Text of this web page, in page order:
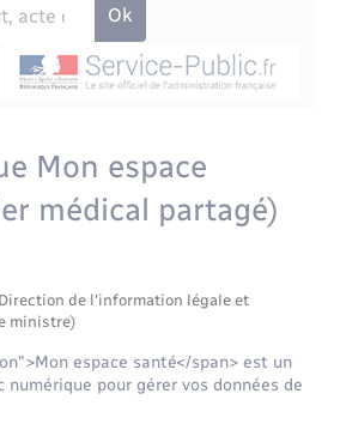
- Citoyenneté
d’occupation de l’espace
de communes
Mon espace
médical partagé)
de l'information légale et
ministre)
espace santé</span> est un
numérique pour gérer vos données de